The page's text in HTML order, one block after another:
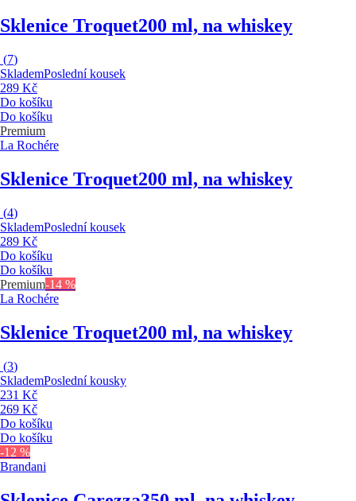
Sklenice Troquet200 ml, na whiskey
(7)
SklademPoslední kousek
289 Kč
Do košíku
Do košíku
Premium
La Rochére
Sklenice Troquet200 ml, na whiskey
(4)
SklademPoslední kousek
289 Kč
Do košíku
Do košíku
Premium-14 %
La Rochére
Sklenice Troquet200 ml, na whiskey
(3)
SklademPoslední kousky
231 Kč
269 Kč
Do košíku
Do košíku
-12 %
Brandani